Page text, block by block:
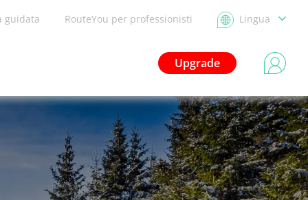
guidata RouteYou per professionisti Lingua
Upgrade